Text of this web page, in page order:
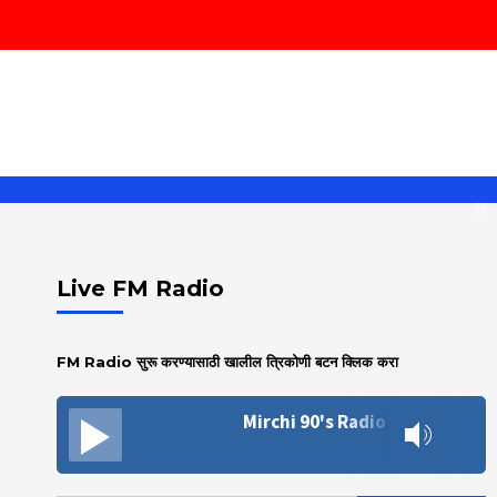
Live FM Radio
FM Radio सुरू करण्यासाठी खालील त्रिकोणी बटन क्लिक करा
Mirchi 90's Radio